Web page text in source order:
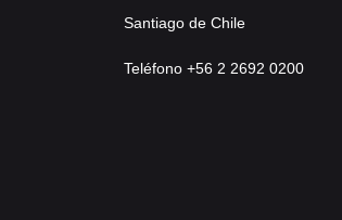
Santiago de Chile
Teléfono +56 2 2692 0200